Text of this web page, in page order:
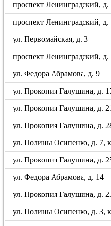
проспект Ленинградский, д.
проспект Ленинградский, д.
ул. Первомайская, д. 3
проспект Ленинградский, д.
ул. Федора Абрамова, д. 9
ул. Прокопия Галушина, д.
ул. Прокопия Галушина, д.
ул. Прокопия Галушина, д.
ул. Полины Осипенко, д. 7,
ул. Прокопия Галушина, д.
ул. Федора Абрамова, д. 14
ул. Прокопия Галушина, д.
ул. Полины Осипенко, д. 3,